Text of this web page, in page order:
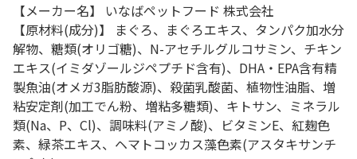
【メーカー名】 いなばペットフード 株式会社
【原材料(成分)】 まぐろ、まぐろエキス、タンパク加水分
解物、糖類(オリゴ糖)、N-アセチルグルコサミン、チキン
エキス(イミダゾールジペプチド含有)、DHA・EPA含有精
製魚油(オメガ3脂肪酸源)、殺菌乳酸菌、植物性油脂、増
粘安定剤(加工でん粉、増粘多糖類)、キトサン、ミネラル
類(Na、P、Cl)、調味料(アミノ酸)、ビタミンE、紅麹色
素、緑茶エキス、ヘマトコッカス藻色素(アスタキサンチ